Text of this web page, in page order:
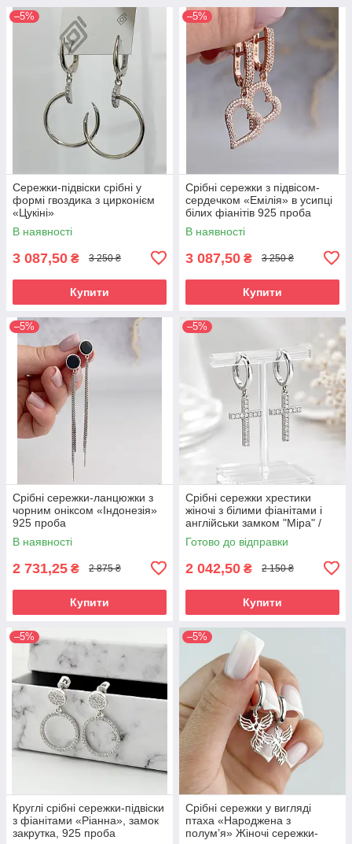
–5%
Сережки-підвіски срібні у
формі гвоздика з цирконієм
«Цукіні»
В наявності
3 087,50 ₴ 3 250 ₴
Купити
–5%
Срібні сережки з підвісом-
сердечком «Емілія» в усипці
білих фіанітів 925 проба
В наявності
3 087,50 ₴ 3 250 ₴
Купити
–5%
Срібні сережки-ланцюжки з
чорним оніксом «Індонезія»
925 проба
В наявності
2 731,25 ₴ 2 875 ₴
Купити
–5%
Срібні сережки хрестики
жіночі з білими фіанітами і
англійськи замком "Міра" /
Стильні сережки срібло з
камінням
Готово до відправки
2 042,50 ₴ 2 150 ₴
Купити
–5%
Круглі срібні сережки-підвіски
з фіанітами «Ріанна», замок
закрутка, 925 проба
–5%
Срібні сережки у вигляді
птаха «Народжена з
полум’я» Жіночі сережки-